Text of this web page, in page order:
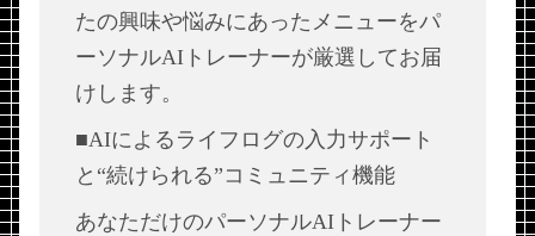
たの興味や悩みにあったメニューをパ
ーソナルAIトレーナーが厳選してお届
けします。
■AIによるライフログの入力サポート
と“続けられる”コミュニティ機能
あなただけのパーソナルAIトレーナー